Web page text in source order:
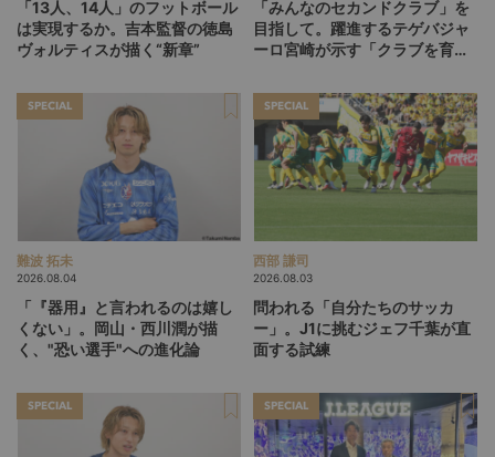
「13人、14人」のフットボール
は実現するか。吉本監督の徳島
ヴォルティスが描く“新章”
「みんなのセカンドクラブ」を
目指して。躍進するテゲバジャ
ーロ宮崎が示す「クラブを育て
SPECIAL
難波 拓未
2026.08.04
「『器用』と言われるのは嬉し
くない」。岡山・西川潤が描
く、"恐い選手"への進化論
SPECIAL
西部 謙司
2026.08.03
問われる「自分たちのサッカ
ー」。J1に挑むジェフ千葉が直
面する試練
SPECIAL SPECIAL